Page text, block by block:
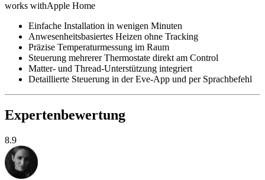
works withApple Home
Einfache Installation in wenigen Minuten
Anwesenheitsbasiertes Heizen ohne Tracking
Präzise Temperaturmessung im Raum
Steuerung mehrerer Thermostate direkt am Control
Matter- und Thread-Unterstützung integriert
Detaillierte Steuerung in der Eve-App und per Sprachbefehl
Expertenbewertung
8.9